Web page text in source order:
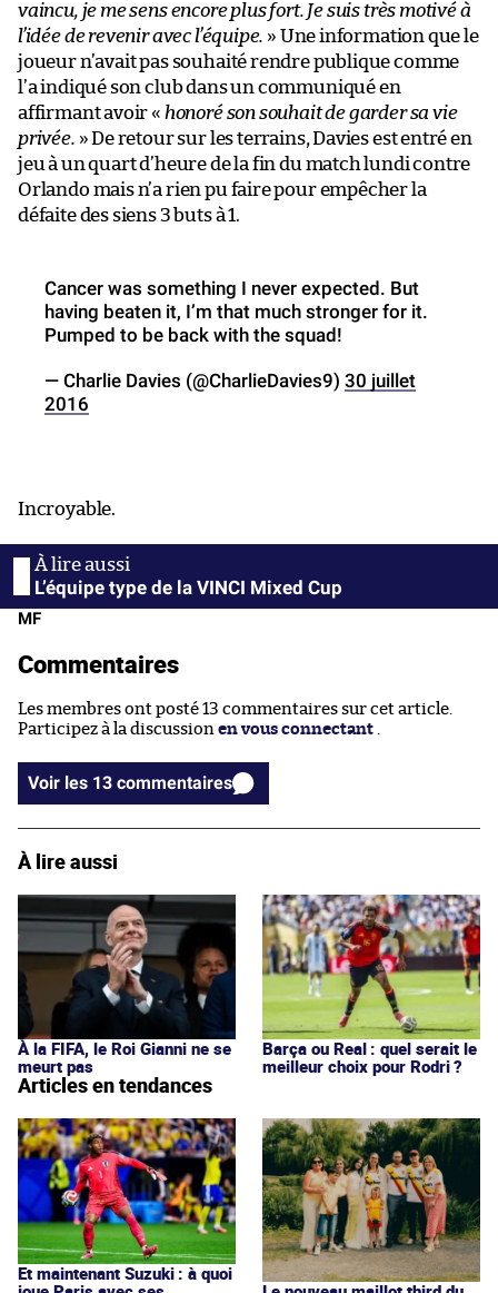
vaincu, je me sens encore plus fort. Je suis très motivé à
l’idée de revenir avec l’équipe. » Une information que le
joueur n’avait pas souhaité rendre publique comme
l’a indiqué son club dans un communiqué en
affirmant avoir « honoré son souhait de garder sa vie
privée. » De retour sur les terrains, Davies est entré en
jeu à un quart d’heure de la fin du match lundi contre
Orlando mais n’a rien pu faire pour empêcher la
défaite des siens 3 buts à 1.
Cancer was something I never expected. But
having beaten it, I’m that much stronger for it.
Pumped to be back with the squad!
— Charlie Davies (@CharlieDavies9) 30 juillet
2016
Incroyable.
L’équipe type de la VINCI Mixed Cup
MF
Commentaires
Les membres ont posté 13 commentaires sur cet article.
Participez à la discussion en vous connectant .
Voir les 13 commentaires
À lire aussi
À la FIFA, le Roi Gianni ne se
meurt pas
Barça ou Real : quel serait le
meilleur choix pour Rodri ?
Articles en tendances
Et maintenant Suzuki : à quoi